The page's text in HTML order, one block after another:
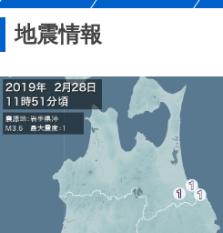
地震情報